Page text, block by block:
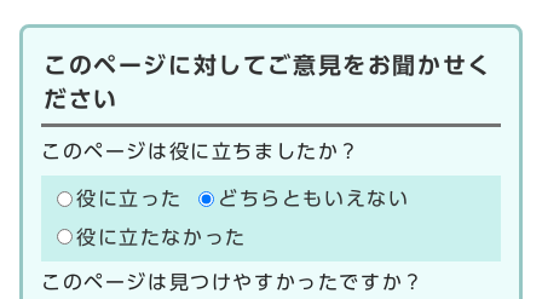
このページに対してご意見をお聞かせく
ださい
このページは役に立ちましたか？
役に立った
どちらともいえない
役に立たなかった
このページは見つけやすかったですか？